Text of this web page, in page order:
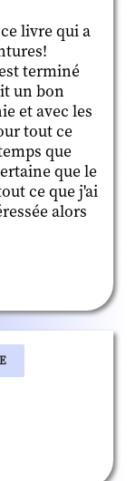
livre qui a
terminé
un bon
et avec les
tout ce
que
que le
ce que j'ai
alors